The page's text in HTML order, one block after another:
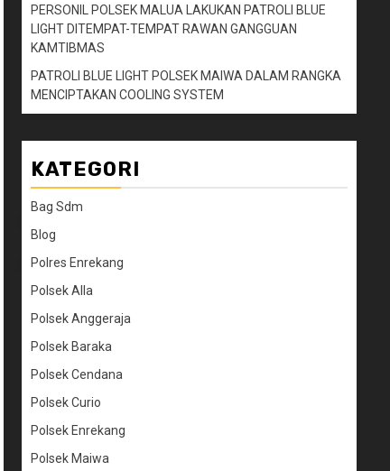
PERSONIL POLSEK MALUA LAKUKAN PATROLI BLUE
LIGHT DITEMPAT-TEMPAT RAWAN GANGGUAN
KAMTIBMAS
PATROLI BLUE LIGHT POLSEK MAIWA DALAM RANGKA
MENCIPTAKAN COOLING SYSTEM
KATEGORI
Bag Sdm
Blog
Polres Enrekang
Polsek Alla
Polsek Anggeraja
Polsek Baraka
Polsek Cendana
Polsek Curio
Polsek Enrekang
Polsek Maiwa